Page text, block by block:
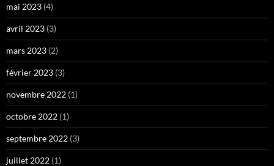
mai 2023 (4)
avril 2023 (3)
mars 2023 (2)
février 2023 (3)
novembre 2022 (1)
octobre 2022 (1)
septembre 2022 (3)
juillet 2022 (1)